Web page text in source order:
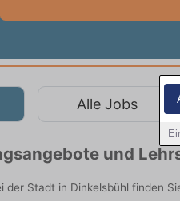
Alle Jobs
und
der Stadt in Dinkelsbühl finden